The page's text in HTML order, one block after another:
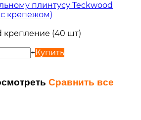
плинтусу Teckwood
крепежом)
крепление (40 шт)
+ Купить
Сравнить все